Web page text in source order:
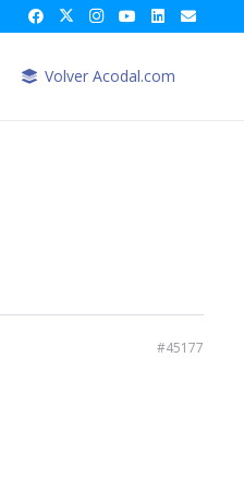
Volver Acodal.com
#45177